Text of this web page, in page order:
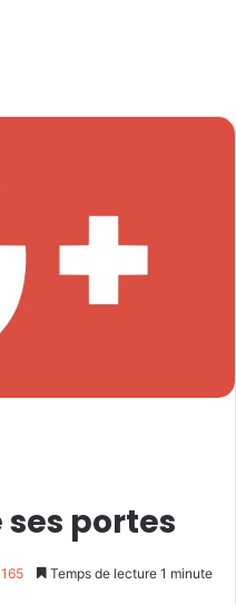
portes
Temps de lecture 1 minute